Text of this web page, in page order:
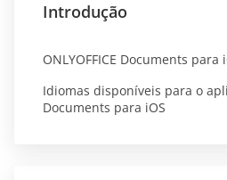
Introdução
ONLYOFFICE Documents
Idiomas disponíveis para o
Documents para iOS